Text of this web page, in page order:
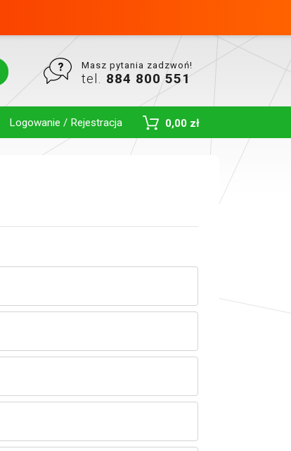
Masz pytania zadzwoń!
tel. 884 800 551
Logowanie / Rejestracja 0,00 zł
Toggle Dropdown